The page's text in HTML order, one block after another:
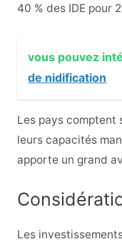
40 % des IDE pour
vous pouvez
de nidification
Les pays comptent
leurs capacités
apporte un grand
Les